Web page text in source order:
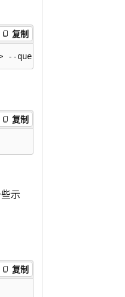
复制
复制
示
复制